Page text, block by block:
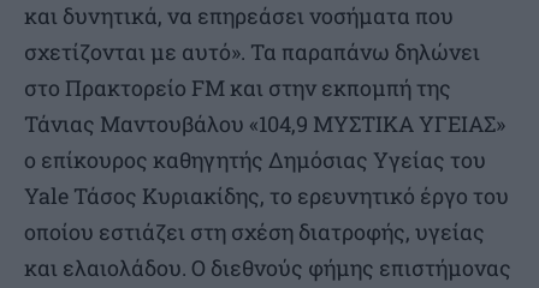
και δυνητικά, να επηρεάσει νοσήματα που
σχετίζονται με αυτό». Τα παραπάνω δηλώνει
στο Πρακτορείο FM και στην εκπομπή της
Τάνιας Μαντουβάλου «104,9 ΜΥΣΤΙΚΑ ΥΓΕΙΑΣ»
ο επίκουρος καθηγητής Δημόσιας Υγείας του
Yale Τάσος Κυριακίδης, το ερευνητικό έργο του
οποίου εστιάζει στη σχέση διατροφής, υγείας
και ελαιολάδου. Ο διεθνούς φήμης επιστήμονας